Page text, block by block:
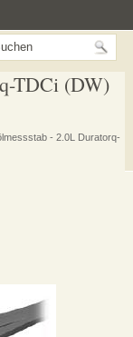
TDCi (DW)
- 2.0L Duratorq-